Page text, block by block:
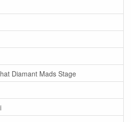
Diamant Mads Stage